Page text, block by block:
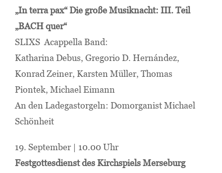
„In terra pax“ Die große Musiknacht: III. Teil
„BACH quer“
SLIXS Acappella Band:
Katharina Debus, Gregorio D. Hernández,
Konrad Zeiner, Karsten Müller, Thomas
Piontek, Michael Eimann
An den Ladegastorgeln: Domorganist Michael
Schönheit
19. September | 10.00 Uhr
Festgottesdienst des Kirchspiels Merseburg